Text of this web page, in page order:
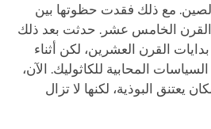
مع ذلك فقدت حظوتها بين
القرن الخامس عشر. حدثت بعد ذلك
القرن العشرين، لكن أثناء
المحابية للكاثوليك. الآن،
السكان يعتنق البوذية، لكنها لا تزال